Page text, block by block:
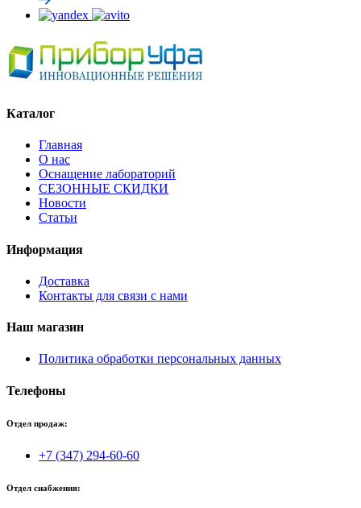
Каталог
Главная
О нас
Оснащение лабораторий
СЕЗОННЫЕ СКИДКИ
Новости
Статьи
Информация
Доставка
Контакты для связи с нами
Наш магазин
Политика обработки персональных данных
Телефоны
Отдел продаж:
+7 (347) 294-60-60
Отдел снабжения: